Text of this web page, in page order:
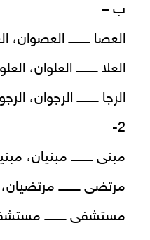
ب –
العصا ــــــــــ
العلا ــــــــــ العلوان،
الرجا ــــــــــ الرجوان،
2-
مبنى ــــــــــ مبنيان،
مرتضى ــــــــــ
مستشفى ــــــــــ